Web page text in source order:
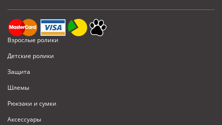
Взрослые ролики
Детские ролики
Защита
Шлемы
Рюкзаки и сумки
Аксессуары